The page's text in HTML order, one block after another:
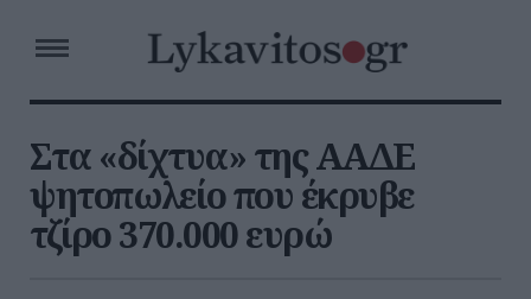
Στα «δίχτυα» της ΑΑΔΕ
ψητοπωλείο που έκρυβε
τζίρο 370.000 ευρώ